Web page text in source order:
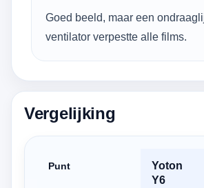
Goed beeld, maar een
ventilator verpestte alle films.
Vergelijking
Punt
Yoton
Y6